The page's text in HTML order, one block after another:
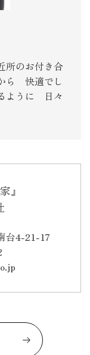
所のお付き合
ら 快適でし
ように 日々
』
台4-21-17